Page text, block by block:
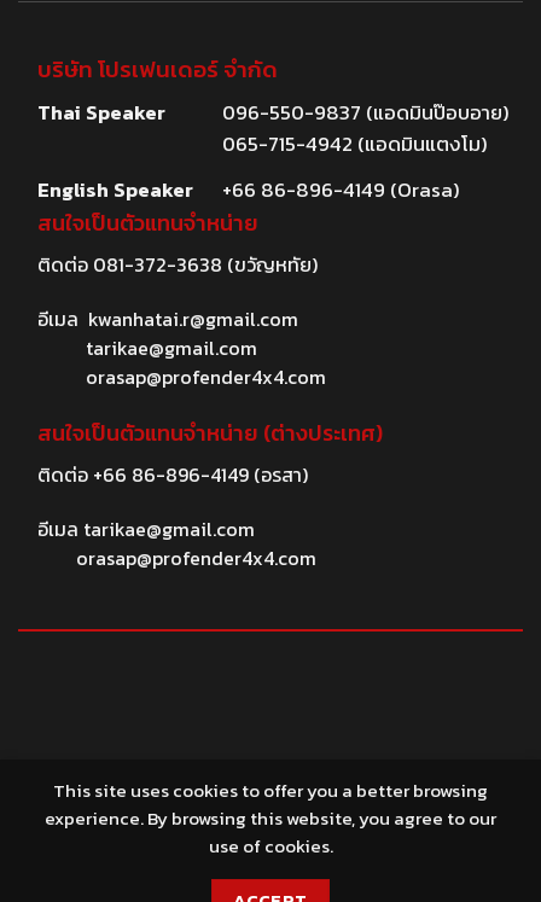
บริษัท โปรเฟนเดอร์ จำกัด
Thai Speaker
096-550-9837 (แอดมินป๊อบอาย)
065-715-4942 (แอดมินแตงโม)
English Speaker
+66 86-896-4149 (Orasa)
สนใจเป็นตัวแทนจำหน่าย
ติดต่อ 081-372-3638 (ขวัญหทัย)
อีเมล kwanhatai.r@gmail.com
tarikae@gmail.com
orasap@profender4x4.com
สนใจเป็นตัวแทนจำหน่าย (ต่างประเทศ)
ติดต่อ +66 86-896-4149(อรสา)
อีเมล tarikae@gmail.com
orasap@profender4x4.com
This site uses cookies to offer you a better browsing
experience. By browsing this website, you agree to our
use of cookies.